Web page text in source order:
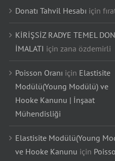
“AKSIN PEŞİNDE”
için Reha
Donatı Tahvil Hesabı için fırat
KİRİŞSİZ RADYE TEMEL
İMALATI
için zana özdemirli
Poisson OranıiçinElastisite
Modülü(Young Modülü) ve
Hooke Kanunu | İnşaat
Mühendisliği
Elastisite Modülü(Young